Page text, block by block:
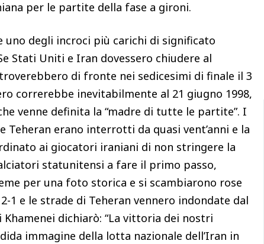
per le partite della fase a gironi.
degli incroci più carichi di significato
Stati Uniti e Iran dovessero chiudere al
di fronte nei sedicesimi di finale il 3
correrebbe inevitabilmente al 21 giugno 1998,
venne definita la “madre di tutte le partite”. I
erano interrotti da quasi vent’anni e la
ai giocatori iraniani di non stringere la
statunitensi a fare il primo passo,
per una foto storica e si scambiarono rose
1 e le strade di Teheran vennero indondate dal
dichiarò: “La vittoria dei nostri
immagine della lotta nazionale dell’Iran in